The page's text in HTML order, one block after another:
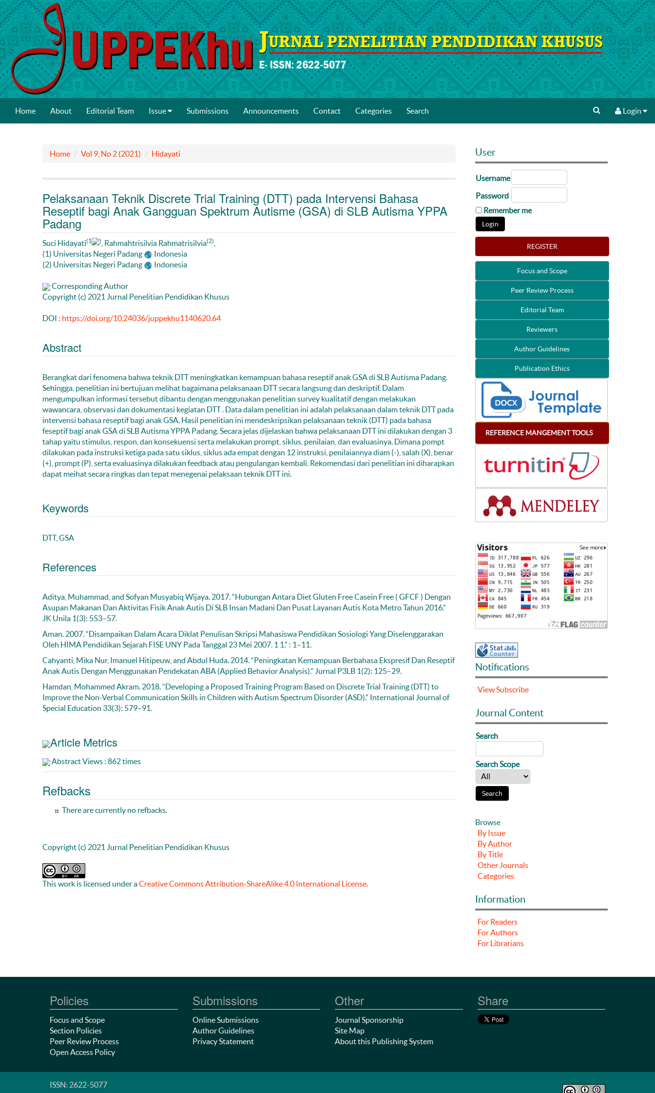
Home About Editorial Team Issue Submissions Announcements Contact Categories Search Login
Home Vol 9, No 2 (2021) Hidayati
Pelaksanaan Teknik Discrete Trial Training (DTT) pada Intervensi Bahasa
Reseptif bagi Anak Gangguan Spektrum Autisme (GSA) di SLB Autisma YPPA
Padang
Suci Hidayati(1 ) , Rahmahtrisilvia Rahmatrisilvia(2)
(1) Universitas Negeri Padang
Indonesia
(2) Universitas Negeri Padang
Indonesia
Corresponding Author
Copyright (c) 2021 Jurnal Penelitian Pendidikan Khusus
DOI : https://doi.org/10.24036/juppekhu1140620.64
Abstract
Berangkat dari fenomena bahwa teknik DTT meningkatkan kemampuan bahasa reseptif anak GSA di SLB Autisma Padang.
Sehingga, penelitian ini bertujuan melihat bagaimana pelaksanaan DTT secara langsung dan deskriptif. Dalam
mengumpulkan informasi tersebut dibantu dengan menggunakan penelitian survey kualitatif dengan melakukan
wawancara, observasi dan dokumentasi kegiatan DTT . Data dalam penelitian ini adalah pelaksanaan dalam teknik DTT pada
intervensi bahasa reseptif bagi anak GSA. Hasil penelitian ini mendeskripsikan pelaksanaan teknik (DTT) pada bahasa
feseptif bagi anak GSA di SLB Autisma YPPA Padang. Secara jelas dijelaskan bahwa pelaksanaan DTT ini dilakukan dengan 3
tahap yaitu stimulus, respon, dan konsekuensi serta melakukan prompt, siklus, penilaian, dan evaluasinya. Dimana pompt
dilakukan pada instruksi ketiga pada satu siklus, siklus ada empat dengan 12 instruksi, penilaiannya diam (-), salah (X), benar
(+), prompt (P), serta evaluasinya dilakukan feedback atau pengulangan kembali. Rekomendasi dari penelitian ini diharapkan
dapat meihat secara ringkas dan tepat menegenai pelaksaan teknik DTT ini.
Keywords
DTT, GSA
References
Aditya, Muhammad, and Sofyan Musyabiq Wijaya. 2017. “Hubungan Antara Diet Gluten Free Casein Free ( GFCF ) Dengan
Asupan Makanan Dan Aktivitas Fisik Anak Autis Di SLB Insan Madani Dan Pusat Layanan Autis Kota Metro Tahun 2016.”
JK Unila 1(3): 553–57.
Aman. 2007. “Disampaikan Dalam Acara Diklat Penulisan Skripsi Mahasiswa Pendidikan Sosiologi Yang Diselenggarakan
Oleh HIMA Pendidikan Sejarah FISE UNY Pada Tanggal 23 Mei 2007. 1 1.” : 1–11.
Cahyanti, Mika Nur, Imanuel Hitipeuw, and Abdul Huda. 2014. “Peningkatan Kemampuan Berbahasa Ekspresif Dan Reseptif
Anak Autis Dengan Menggunakan Pendekatan ABA (Applied Behavior Analysis).” Jurnal P3LB 1(2): 125–29.
Hamdan, Mohammed Akram. 2018. “Developing a Proposed Training Program Based on Discrete Trial Training (DTT) to
Improve the Non-Verbal Communication Skills in Children with Autism Spectrum Disorder (ASD).” International Journal of
Special Education 33(3): 579–91.
Article Metrics
Abstract Views : 862 times
Refbacks
There are currently no refbacks.
Copyright (c) 2021 Jurnal Penelitian Pendidikan Khusus
This work is licensed under aCreative Commons Attribution-ShareAlike 4.0 International License.
User
Username
Password
Remember me
REGISTER
Focus and Scope
Peer Review Process
Editorial Team
Reviewers
Author Guidelines
Publication Ethics
REFERENCE MANGEMENTTOOLS
Notifications
ViewSubscribe
Journal Content
Search
Search Scope
Browse
By Issue
By Author
By Title
Other Journals
Categories
Information
For Readers
For Authors
For Librarians
Policies
Focus and Scope
Section Policies
Peer Review Process
Open Access Policy
Submissions
Online Submissions
Author Guidelines
Privacy Statement
Other
Journal Sponsorship
Site Map
About this Publishing System
Share
ISSN: 2622-5077